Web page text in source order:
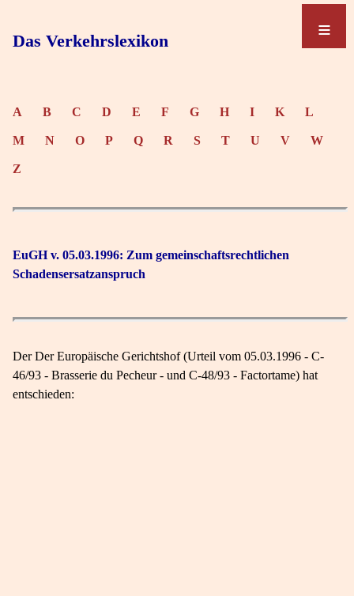
Das Verkehrslexikon ≡
≡
A B C D E F G H I K L
M N O P Q R S T U V W
Z
EuGH v. 05.03.1996: Zum gemeinschaftsrechtlichen
Schadensersatzanspruch
Der Der Europäische Gerichtshof (Urteil vom 05.03.1996 - C-
46/93 - Brasserie du Pecheur - und C-48/93 - Factortame) hat
entschieden: